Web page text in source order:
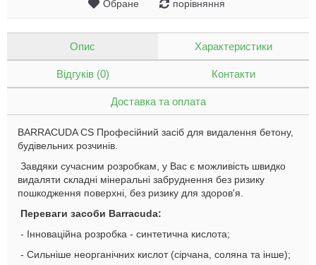
Обране порівняння
Опис Характеристики
Відгуків (0) Контакти
Доставка та оплата
BARRACUDA CS Професійний засіб для видалення бетону,
будівельних розчинів.
Завдяки сучасним розробкам, у Вас є можливість швидко
видаляти складні мінеральні забруднення без ризику
пошкодження поверхні, без ризику для здоров'я.
Переваги засоби Barracuda:
- Інноваційна розробка - синтетична кислота;
- Сильніше неорганічних кислот (сірчана, соляна та інше);